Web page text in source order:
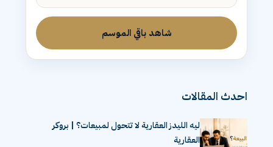
شاهد باقي الموسم
احدث المقالات
ليه الليدز العقارية لا تتحول لمبيعات؟ | بروكر
العقارية